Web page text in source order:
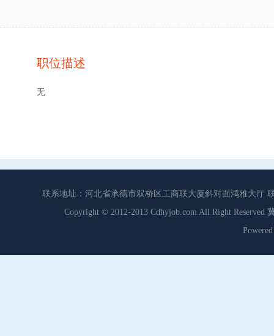
职位描述
无
联系地址：河北省承德市双桥区工商联大厦斜对面鸿雅大厅
Copyright © 2012-2013 Cdhyjob.com All Right Reserved